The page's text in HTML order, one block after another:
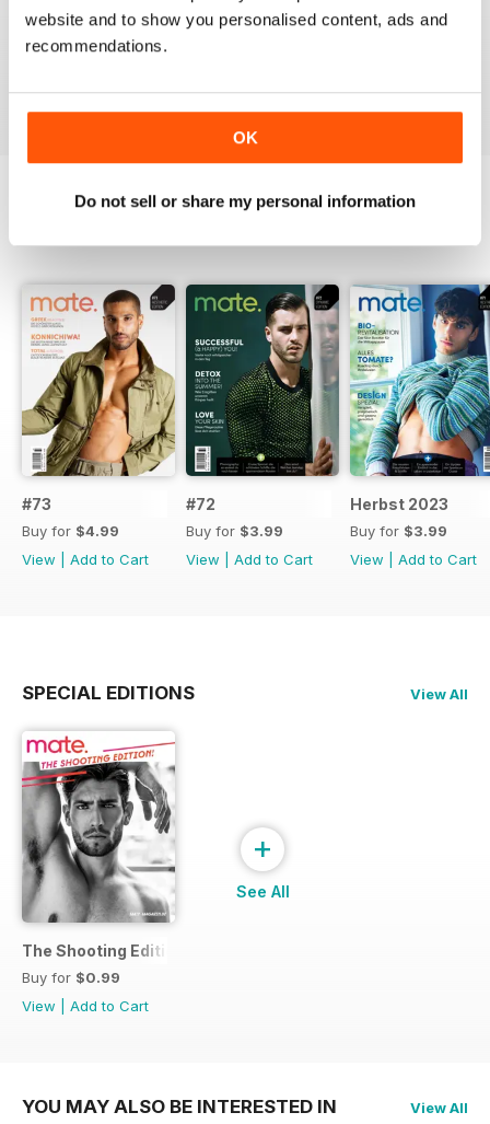
website and to show you personalised content, ads and
recommendations.
OK
Do not sell or share my personal information
A German take on the gay experience that can be
enjoyed by non German speakers too
Reviewed 13 September 2017
#73
Buy for $4.99
View
Add to Cart
#72
Buy for $3.99
View
Add to Cart
Herbst 2023
Buy for $3.99
View
Add to Cart
SPECIAL EDITIONS View All
The Shooting Edition
Buy for $0.99
View
Add to Cart
+
See All
YOU MAY ALSO BE INTERESTED IN View All